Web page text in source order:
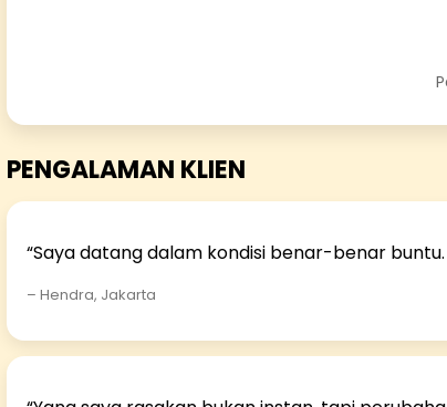
PENGALAMAN KLIEN
“Saya datang dalam kondisi benar-benar
– Hendra, Jakarta